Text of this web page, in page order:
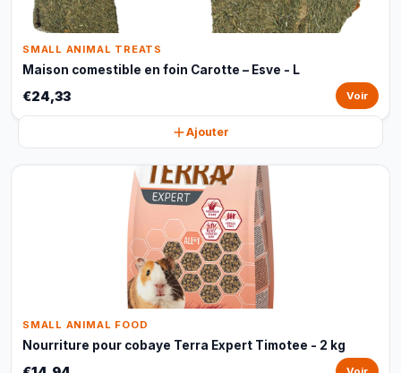
SMALL ANIMAL TREATS
Maison comestible en foin Carotte – Esve - L
€24,33 Voir
Ajouter
SMALL ANIMAL FOOD
Nourriture pour cobaye Terra Expert Timotee - 2 kg